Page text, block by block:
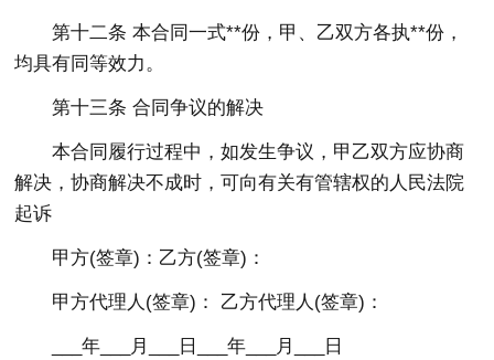
第十二条 本合同一式**份，甲、乙双方各执**份，
均具有同等效力。
第十三条 合同争议的解决
本合同履行过程中，如发生争议，甲乙双方应协商
解决，协商解决不成时，可向有关有管辖权的人民法院
起诉
甲方(签章)：乙方(签章)：
甲方代理人(签章)： 乙方代理人(签章)：
___年___月___日___年___月___日